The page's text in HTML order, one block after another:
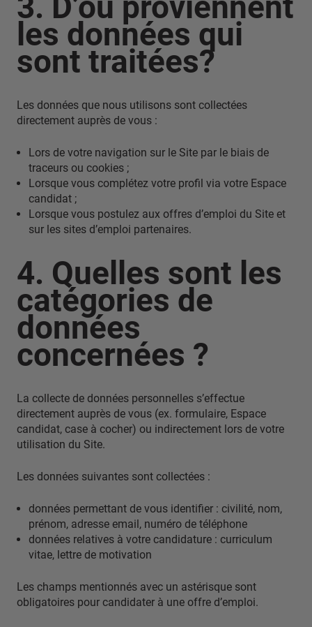
les données qui
sont traitées?
Les données que nous utilisons sont collectées
directement auprès de vous :
Lors de votre navigation sur le Site par le biais de
traceurs ou cookies ;
Lorsque vous complétez votre profil via votre Espace
candidat ;
Lorsque vous postulez aux offres d’emploi du Site et
sur les sites d’emploi partenaires.
4. Quelles sont les
catégories de
données
concernées ?
La collecte de données personnelles s’effectue
directement auprès de vous (ex. formulaire, Espace
candidat, case à cocher) ou indirectement lors de votre
utilisation du Site.
Les données suivantes sont collectées :
données permettant de vous identifier : civilité, nom,
prénom, adresse email, numéro de téléphone
données relatives à votre candidature : curriculum
vitae, lettre de motivation
Les champs mentionnés avec un astérisque sont
obligatoires pour candidater à une offre d’emploi.